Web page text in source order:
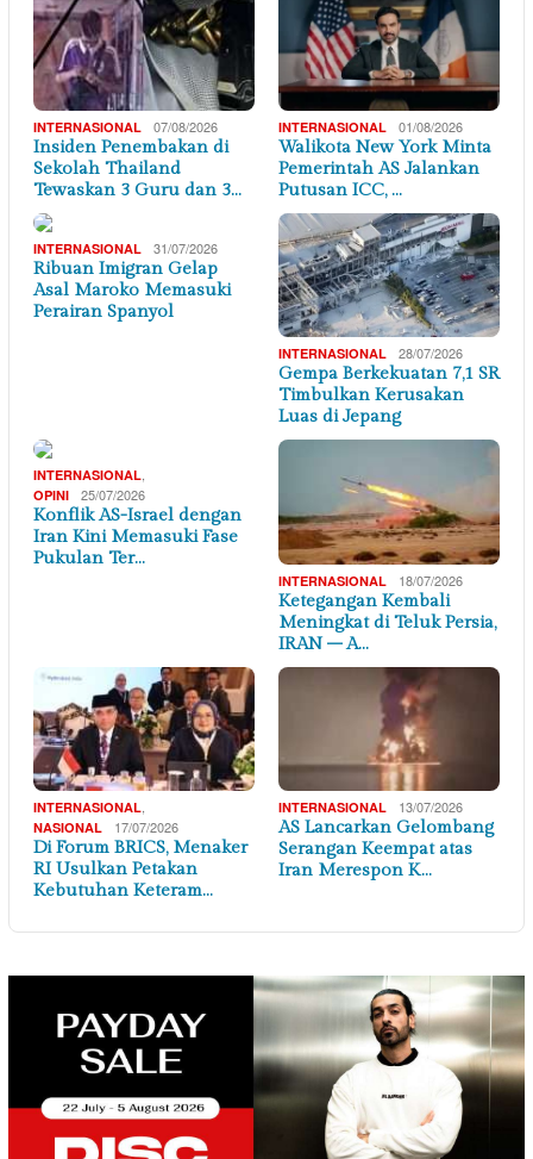
INTERNASIONAL 07/08/2026
Insiden Penembakan di
Sekolah Thailand
Tewaskan 3 Guru dan 3…
INTERNASIONAL 01/08/2026
Walikota New York Minta
Pemerintah AS Jalankan
Putusan ICC, …
INTERNASIONAL 31/07/2026
Ribuan Imigran Gelap
Asal Maroko Memasuki
Perairan Spanyol
INTERNASIONAL 28/07/2026
Gempa Berkekuatan 7,1 SR
Timbulkan Kerusakan
Luas di Jepang
INTERNASIONAL,
OPINI 25/07/2026
Konflik AS-Israel dengan
Iran Kini Memasuki Fase
Pukulan Ter…
INTERNASIONAL 18/07/2026
Ketegangan Kembali
Meningkat di Teluk Persia,
IRAN – A…
INTERNASIONAL
NASIONAL 17/07/2026
Di Forum BRICS, Menaker
RI Usulkan Petakan
Kebutuhan Keteram…
INTERNASIONAL 13/07/2026
AS Lancarkan Gelombang
Serangan Keempat atas
Iran Merespon K…